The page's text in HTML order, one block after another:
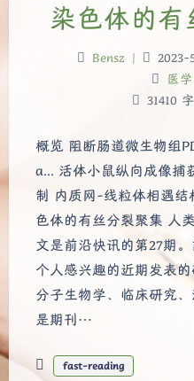
染色体的有
Bensz | 2023-
医
31410 字
概览 阻断肠道微生物组
a... 活体小鼠纵向成像捕
制 内质网-线粒体相遇结
色体的有丝分裂聚集 人
文是前沿快讯的第27期
个人感兴趣的近期发表
分子生物学、临床研究
是期刊…
fast-reading